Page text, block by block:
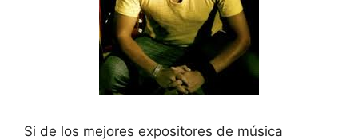
Si de los mejores expositores de música